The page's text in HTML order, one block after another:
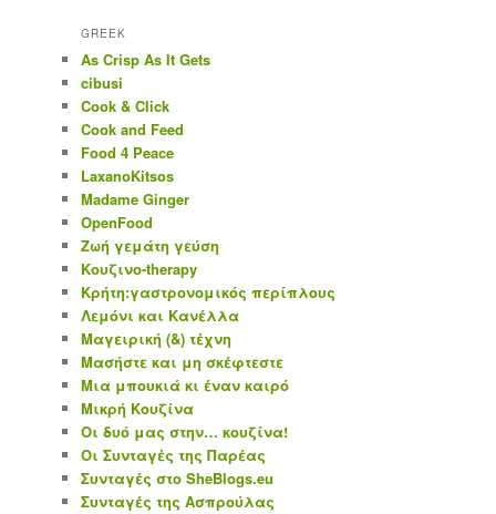
GREEK
As Crisp As It Gets
cibusi
Cook & Click
Cook and Feed
Food 4 Peace
LaxanoKitsos
Madame Ginger
OpenFood
Ζωή γεμάτη γεύση
Κουζινο-therapy
Κρήτη:γαστρονομικός περίπλους
Λεμόνι και Κανέλλα
Μαγειρική (&) τέχνη
Μασήστε και μη σκέφτεστε
Μια μπουκιά κι έναν καιρό
Μικρή Κουζίνα
Οι δυό μας στην… κουζίνα!
Οι Συνταγές της Παρέας
Συνταγές στο SheBlogs.eu
Συνταγές της Ασπρούλας